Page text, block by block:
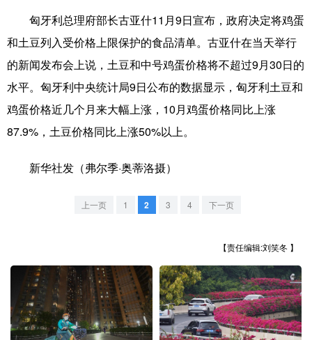
文化产业
地方频道
辽宁 吉林
安徽 福建
广东 广西 海南 重庆
四川 贵州 云南 西藏
陕西 甘肃 青海 宁夏
匈牙利总理府部长古亚什11月9日宣布，政府决定将鸡蛋
和土豆列入受价格上限保护的食品清单。古亚什在当天举行
的新闻发布会上说，土豆和中号鸡蛋价格将不超过9月30日的
水平。匈牙利中央统计局9日公布的数据显示，匈牙利土豆和
鸡蛋价格近几个月来大幅上涨，10月鸡蛋价格同比上涨
87.9%，土豆价格同比上涨50%以上。
新华社发（弗尔季·奥蒂洛摄）
上一页 1 2 3 4 下一页
【责任编辑:刘笑冬 】